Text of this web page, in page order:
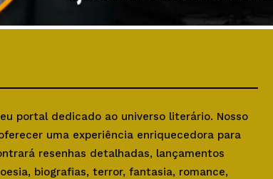
portal dedicado ao universo literário. Nosso
uma experiência enriquecedora para
resenhas detalhadas, lançamentos
biografias, terror, fantasia, romance,